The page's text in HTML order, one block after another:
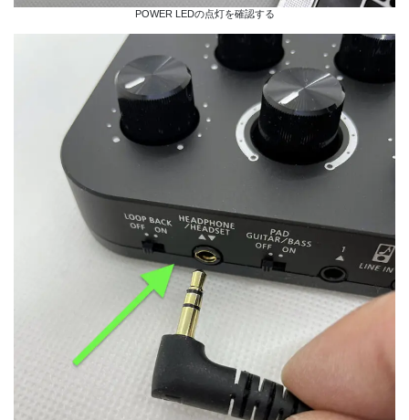
POWER LEDの点灯を確認する